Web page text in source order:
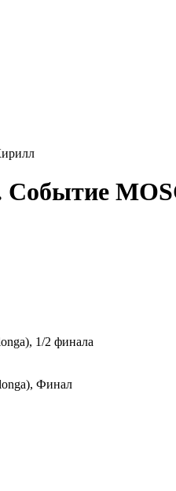
1/2 финала
Финал